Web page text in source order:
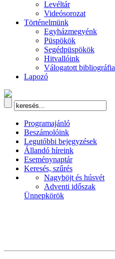
Levéltár
Videósorozat
Történelmünk
Egyházmegyénk
Püspökök
Segédpüspökök
Hitvallóink
Válogatott bibliográfia
Lapozó
Programajánló
Beszámolóink
Legutóbbi bejegyzések
Állandó híreink
Eseménynaptár
Keresés, szűrés
Nagyböjt és húsvét
Adventi időszak
Ünnepkörök